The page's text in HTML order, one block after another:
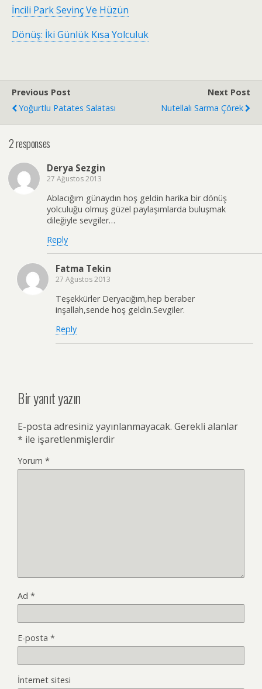
İncili Park Sevinç Ve Hüzün
Dönüş: İki Günlük Kısa Yolculuk
Previous Post
Yoğurtlu Patates Salatası
Next Post
Nutellalı Sarma Çörek
2 responses
Derya Sezgin
27 Ağustos 2013
Ablacığım günaydın hoş geldin harika bir dönüş
yolculuğu olmuş güzel paylaşımlarda buluşmak
dileğiyle sevgiler…
Reply
Fatma Tekin
27 Ağustos 2013
Teşekkürler Deryacığım,hep beraber
inşallah,sende hoş geldin.Sevgiler.
Reply
Bir yanıt yazın
E-posta adresiniz yayınlanmayacak. Gerekli alanlar
* ile işaretlenmişlerdir
Yorum *
Ad *
E-posta *
İnternet sitesi